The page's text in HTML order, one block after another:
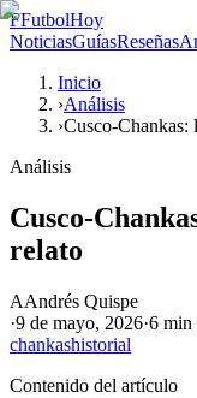
FFutbolHoy
NoticiasGuíasReseñas
Inicio
›Análisis
›Cusco-Chankas:
Análisis
Cusco-
relato
AAndrés Quispe
·9 de mayo, 2026·6 min
chankashistorial
Contenido del artículo